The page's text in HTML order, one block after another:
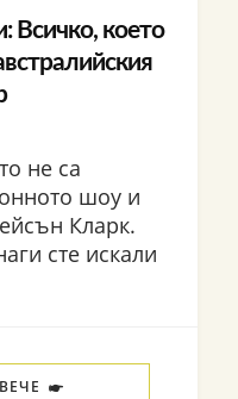
Всичко, което
не са
шоу и
Кларк.
сте искали